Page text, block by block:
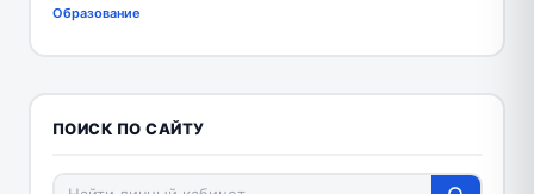
Образование
ПОИСК ПО САЙТУ